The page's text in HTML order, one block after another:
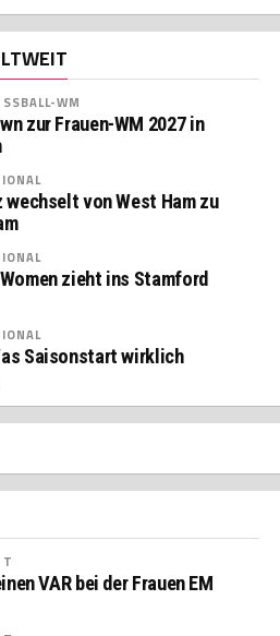
WM
zur Frauen-WM 2027 in
wechselt von West Ham zu
zieht ins Stamford
Saisonstart wirklich
VAR bei der Frauen EM